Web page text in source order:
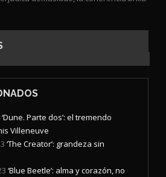
‘Dune. Parte dos’: el tremendo
Villeneuve
‘The Creator’: grandeza sin
‘Blue Beetle’: alma y corazón, no